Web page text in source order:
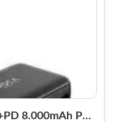
PD